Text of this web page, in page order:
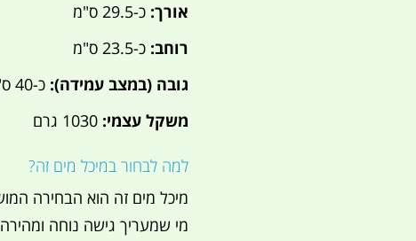
אורך: כ-29.5 ס"מ
רוחב: כ-23.5 ס"מ
גובה (במצב עמידה): כ-40 ס"מ
משקל עצמי: 1030 גרם
למה לבחור במיכל מים זה?
מיכל מים זה הוא הבחירה
מי שמעריך גישה נוחה